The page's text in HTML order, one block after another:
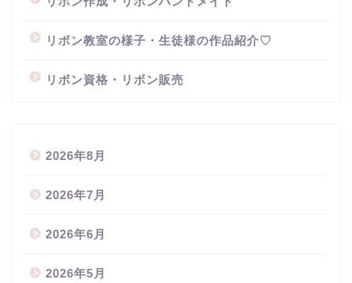
リボン教室の様子・生徒様の作品紹介♡
リボン資格・リボン販売
2026年8月
2026年7月
2026年6月
2026年5月